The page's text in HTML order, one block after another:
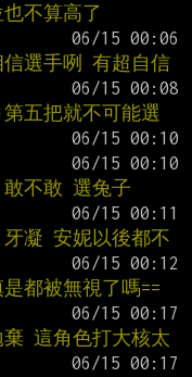
不算高了
選手咧 有超自信
五把就不可能選
敢不敢 選兔子
凝 安妮以後都不
都被無視了嗎==
這角色打大核太